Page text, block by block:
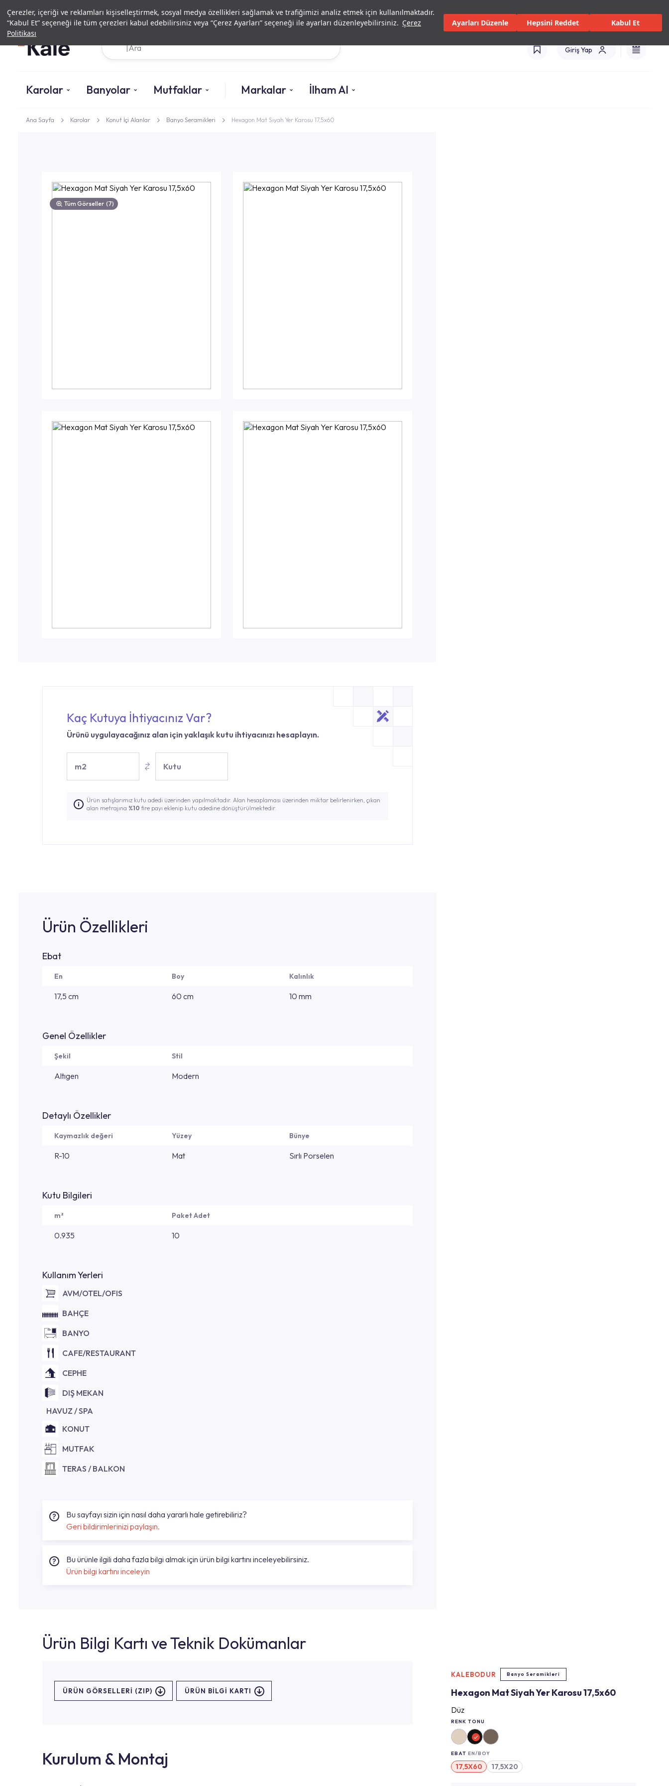
Çerezler, içeriği ve reklamları kişiselleştirmek, sosyal medya özellikleri sağlamak ve trafiğimizi analiz etmek için kullanılmaktadır.
“Kabul Et” seçeneği ile tüm çerezleri kabul edebilirsiniz veya “Çerez Ayarları” seçeneği ile ayarları düzenleyebilirsiniz. Çerez
Politikası
Ayarları Düzenle Hepsini Reddet Kabul Et
Yatırımcı İlişkileriYetkili Servisler ve HizmetlerMağazalarKataloglar Türkiye(TR)
Ara Giriş Yap
Karolar Banyolar Mutfaklar Markalar İlham Al
Ana Sayfa Karolar Konut İçi Alanlar Banyo Seramikleri Hexagon Mat Siyah Yer Karosu 17,5x60
Tüm Görseller (7)
KALEBODUR Banyo Seramikleri
Hexagon Mat Siyah Yer Karosu 17,5x60
Düz
RENK TONU
EBAT EN/BOY
17,5X60 17,5X20
Kaç Kutuya İhtiyacınız Var?
Ürünü uygulayacağınız alan için yaklaşık kutu ihtiyacınızı hesaplayın.
m2 Kutu
Ürün satışlarımız kutu adedi üzerinden yapılmaktadır. Alan hesaplaması üzerinden miktar belirlenirken, çıkan
alan metrajına %10 fire payı eklenip kutu adedine dönüştürülmektedir.
Ürün Özellikleri
Ebat
En Boy Kalınlık
17,5 cm 60 cm 10 mm
Genel Özellikler
Şekil Stil
Altıgen Modern
Detaylı Özellikler
Kaymazlık değeri Yüzey Bünye
R-10 Mat Sırlı Porselen
Kutu Bilgileri
m² Paket Adet
0.935 10
Kullanım Yerleri
AVM/OTEL/OFIS
BAHÇE
BANYO
CAFE/RESTAURANT
CEPHE
DIŞ MEKAN
HAVUZ / SPA
KONUT
MUTFAK
TERAS / BALKON
Bu sayfayı sizin için nasıl daha yararlı hale getirebiliriz?
Geri bildirimlerinizi paylaşın.
Bu ürünle ilgili daha fazla bilgi almak için ürün bilgi kartını inceleyebilirsiniz.
Ürün bilgi kartını inceleyin
Ürün Bilgi Kartı ve Teknik Dokümanlar
ÜRÜN GÖRSELLERI (ZIP) ÜRÜN BILGI KARTI
Kurulum & Montaj